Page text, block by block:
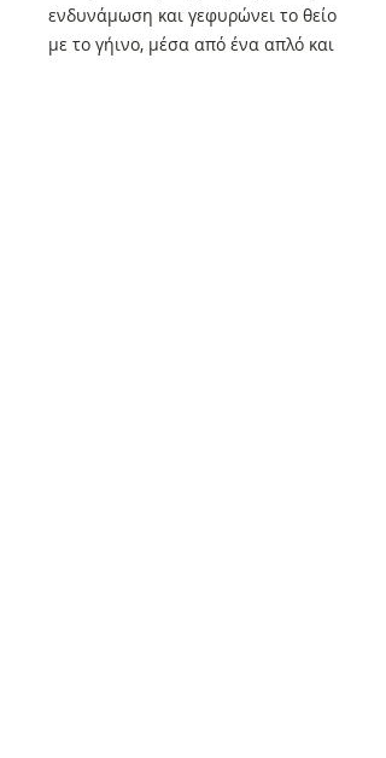
ενδυνάμωση και γεφυρώνει το θείο
με το γήινο, μέσα από ένα απλό και